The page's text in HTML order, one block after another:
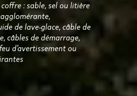
: sable, sel ou litière
de lave-glace, câble de
câbles de démarrage,
d’avertissement ou